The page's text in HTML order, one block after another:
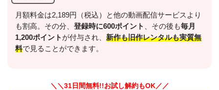
月額料金は2,189円（税込）と他の動画配信サービスより
も割高。その分、 登録時に600ポイント 、その後も毎月
1,200ポイント が付与され、 新作も旧作レンタルも実質無
料で見ることができます。
＼＼31日間無料!!お試し解約もOK／／